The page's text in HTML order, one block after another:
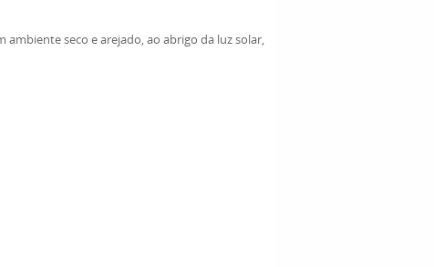
seco e arejado, ao abrigo da luz solar,